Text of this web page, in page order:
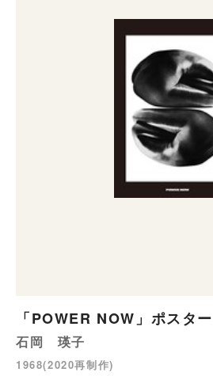
「POWER NOW」ポスター
石岡 瑛子
1968(2020再制作)